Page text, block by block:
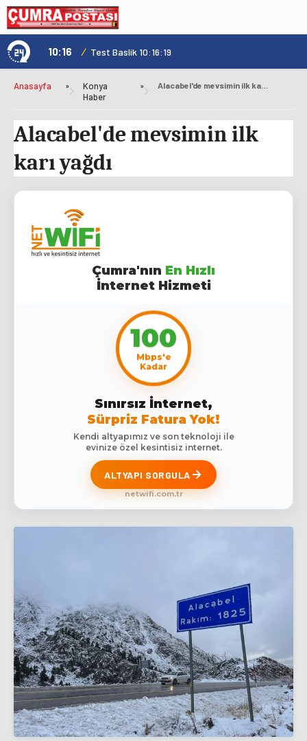
10:16 / Test Baslik 10:16:19
Anasayfa »
Konya
Haber
» Alacabel'de mevsimin ilk karı yağdı
Alacabel'de mevsimin ilk
karı yağdı
Çumra'nın En Hızlı
İnternet Hizmeti
100
Mbps'e
Kadar
Sınırsız İnternet,
Sürpriz Fatura Yok!
Kendi altyapımız ve son teknoloji ile
evinize özel kesintisiz internet.
ALTYAPI SORGULA
netwifi.com.tr